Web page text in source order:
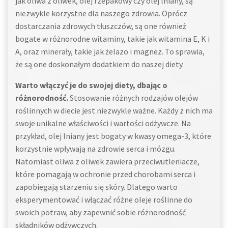
niezwykle korzystne dla naszego zdrowia. Oprócz
dostarczania zdrowych tłuszczów, są one również
bogate w różnorodne witaminy, takie jak witamina E, K i
A, oraz minerały, takie jak żelazo i magnez. To sprawia,
że są one doskonałym dodatkiem do naszej diety.
Warto włączyć je do swojej diety, dbając o
różnorodność.Stosowanie różnych rodzajów olejów
roślinnych w diecie jest niezwykle ważne. Każdy z nich ma
swoje unikalne właściwości i wartości odżywcze. Na
przykład, olej lniany jest bogaty w kwasy omega-3, które
korzystnie wpływają na zdrowie serca i mózgu.
Natomiast oliwa z oliwek zawiera przeciwutleniacze,
które pomagają w ochronie przed chorobami serca i
zapobiegają starzeniu się skóry. Dlatego warto
eksperymentować i włączać różne oleje roślinne do
swoich potraw, aby zapewnić sobie różnorodność
składników odżywczych.